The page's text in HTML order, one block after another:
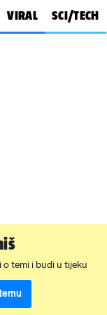
VIRAL SCI/TECH
o temi i budi u tijeku